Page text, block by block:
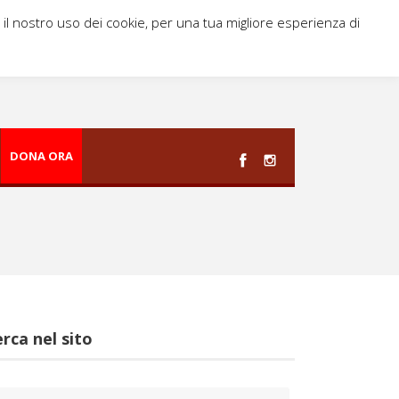
DONA ORA
nel sito
nostro uso dei cookie, per una tua migliore esperienza di